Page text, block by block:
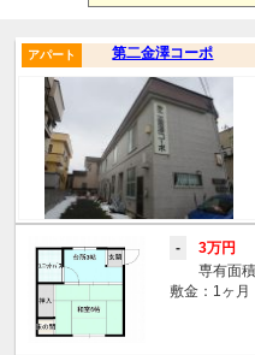
第二金澤コーポ
アパート
- 3万円
専有面
敷金：1ヶ